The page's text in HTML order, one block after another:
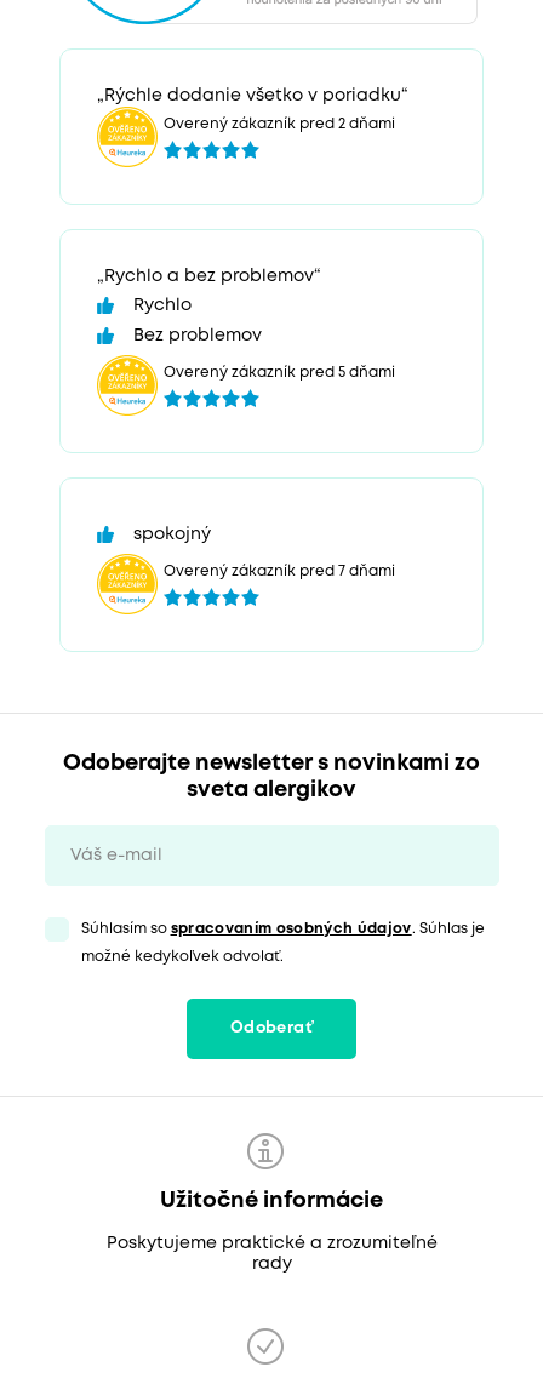
„Rýchle dodanie všetko v poriadku“
Overený zákazník pred 2 dňami
„Rychlo a bez problemov“
Rychlo
Bez problemov
Overený zákazník pred 5 dňami
spokojný
Overený zákazník pred 7 dňami
Odoberajte newsletter s novinkami zo
sveta alergikov
Súhlasím so spracovaním osobných údajov. Súhlas je
možné kedykoľvek odvolať.
Odoberať
Užitočné informácie
Poskytujeme praktické a zrozumiteľné
rady